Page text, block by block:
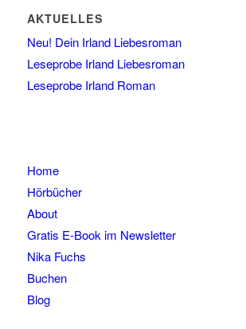
AKTUELLES
Neu! Dein Irland Liebesroman
Leseprobe Irland Liebesroman
Leseprobe Irland Roman
Home
Hörbücher
About
Gratis E-Book im Newsletter
Nika Fuchs
Buchen
Blog